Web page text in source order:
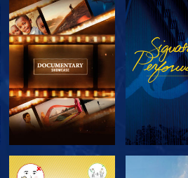
UTFORSKA
SERIEN